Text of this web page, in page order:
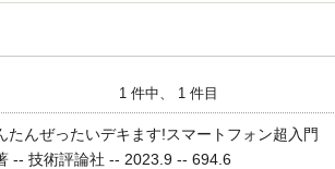
1 件中、 1 件目
たんぜったいデキます!スマートフォン超入門
-- 技術評論社 -- 2023.9 -- 694.6